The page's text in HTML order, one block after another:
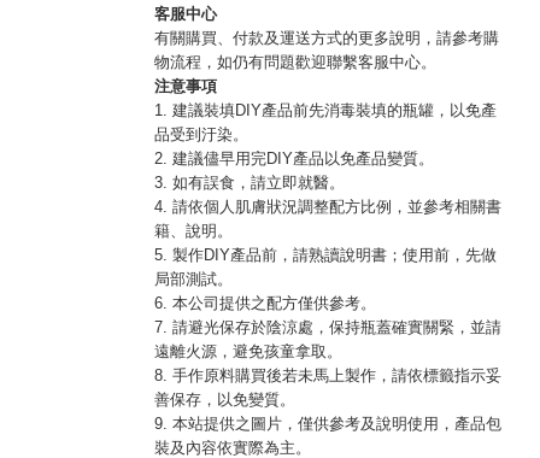
客服中心
有關購買、付款及運送方式的更多說明，請參考購
物流程，如仍有問題歡迎聯繫客服中心。
注意事項
1. 建議裝填DIY產品前先消毒裝填的瓶罐，以免產
品受到汙染。
2. 建議儘早用完DIY產品以免產品變質。
3. 如有誤食，請立即就醫。
4. 請依個人肌膚狀況調整配方比例，並參考相關書
籍、說明。
5. 製作DIY產品前，請熟讀說明書；使用前，先做
局部測試。
6. 本公司提供之配方僅供參考。
7. 請避光保存於陰涼處，保持瓶蓋確實關緊，並請
遠離火源，避免孩童拿取。
8. 手作原料購買後若未馬上製作，請依標籤指示妥
善保存，以免變質。
9. 本站提供之圖片，僅供參考及說明使用，產品包
裝及內容依實際為主。